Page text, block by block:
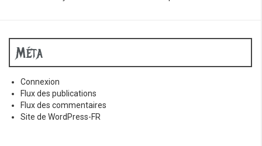
Méta
Connexion
Flux des publications
Flux des commentaires
Site de WordPress-FR